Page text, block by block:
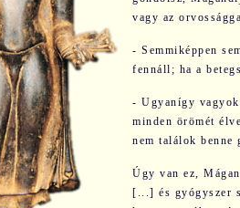
vagy az
- Semmiképpen
fennáll; ha a
- Ugyanígy
minden örömét
nem találok benne
Úgy van ez,
[...] és gyógyszer